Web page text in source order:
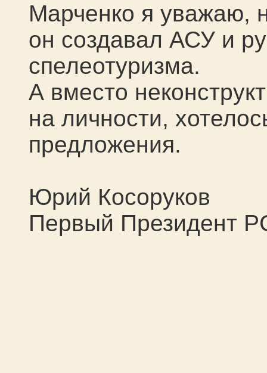
Марченко я уважаю,
он создавал АСУ и
спелеотуризма.
А вместо
на личности,
предложения.
Юрий Косоруков
Первый Президент